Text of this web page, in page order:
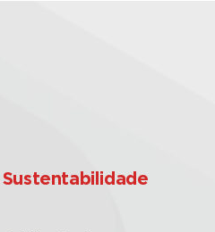
Sustentabilidade